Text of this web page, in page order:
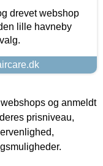
drevet webshop
lille havneby
og anmeldt
prisniveau,